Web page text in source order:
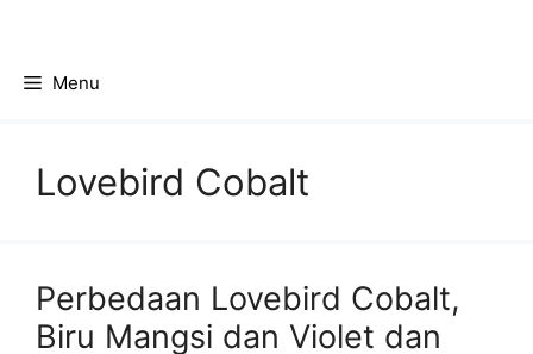
contentMenu
Lovebird Cobalt
Perbedaan Lovebird Cobalt,
Biru Mangsi dan Violet dan